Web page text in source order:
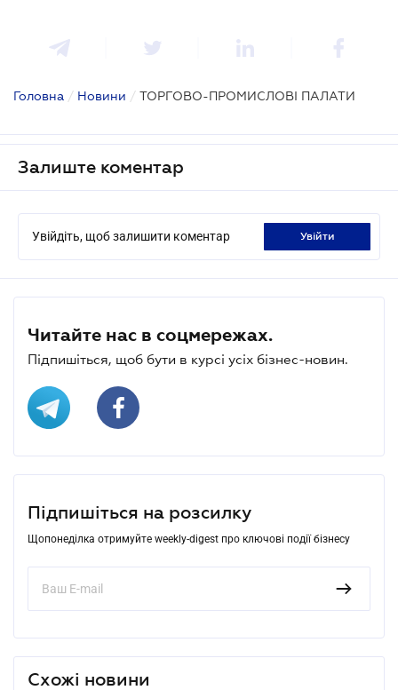
Головна / Новини / ТОРГОВО-ПРОМИСЛОВІ ПАЛАТИ
Залиште коментар
Увійдіть, щоб залишити коментар увійти
Читайте нас в соцмережах.
Підпишіться, щоб бути в курсі усіх бізнес-новин.
Підпишіться на розсилку
Щопонеділка отримуйте weekly-digest про ключові події бізнесу
Схожі новини